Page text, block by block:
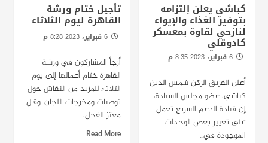
كباشي يعلن إلتزامه
بتوفير الغذاء والإيواء
لنازحي لقاوة بمعسكر
كادوقلي
6 فبراير، 2023 8:35 م
أعلن الفريق الركن شمس الدين
كباشي، عضو مجلس السيادة،
إن قيادة الدعم السريع تعمل
على تغيير بعض الوحدات
الموجودة في...
تأجيل ختام ورشة
القاهرة ليوم الثلاثاء
6 فبراير، 2023 8:28 م
أرجأ المشاركون في ورشة
القاهرة ختام أعمالها إلى يوم
الثلاثاء للمزيد من النقاش حول
توصيات ومخرجات اللجان. وقال
معتز الفحل،...
Read More